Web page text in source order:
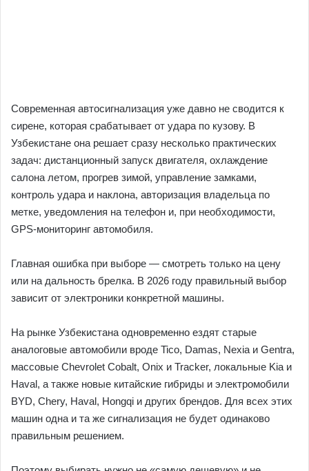
Современная автосигнализация уже давно не сводится к
сирене, которая срабатывает от удара по кузову. В
Узбекистане она решает сразу несколько практических
задач: дистанционный запуск двигателя, охлаждение
салона летом, прогрев зимой, управление замками,
контроль удара и наклона, авторизация владельца по
метке, уведомления на телефон и, при необходимости,
GPS-мониторинг автомобиля.
Главная ошибка при выборе — смотреть только на цену
или на дальность брелка. В 2026 году правильный выбор
зависит от электроники конкретной машины.
На рынке Узбекистана одновременно ездят старые
аналоговые автомобили вроде Tico, Damas, Nexia и Gentra,
массовые Chevrolet Cobalt, Onix и Tracker, локальные Kia и
Haval, а также новые китайские гибриды и электромобили
BYD, Chery, Haval, Hongqi и других брендов. Для всех этих
машин одна и та же сигнализация не будет одинаково
правильным решением.